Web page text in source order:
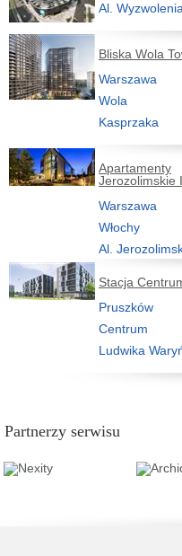
Al.
Bliska Wola
Warszawa
Wola
Kasprzaka
Apartamenty
Jerozolimskie
Warszawa
Włochy
Al.
Stacja
Pruszków
Centrum
Ludwika
Partnerzy serwisu